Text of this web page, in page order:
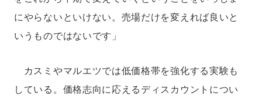
にやらないといけない。売場だけを変えれば良いと
いうものではないです」
カスミやマルエツでは低価格帯を強化する実験も
している。価格志向に応えるディスカウントについ